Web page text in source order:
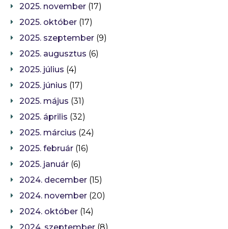
2025. november (17)
2025. október (17)
2025. szeptember (9)
2025. augusztus (6)
2025. július (4)
2025. június (17)
2025. május (31)
2025. április (32)
2025. március (24)
2025. február (16)
2025. január (6)
2024. december (15)
2024. november (20)
2024. október (14)